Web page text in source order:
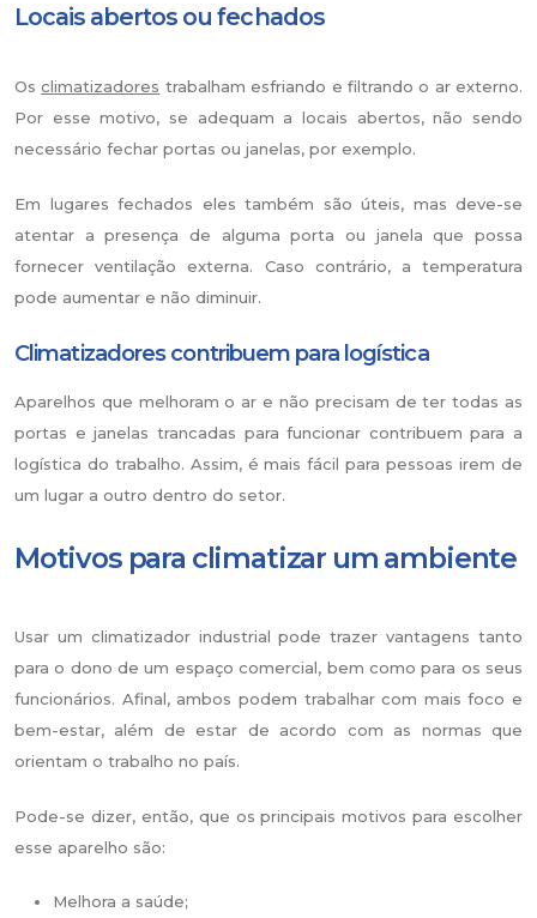
Locais abertos ou fechados
Osclimatizadores trabalham esfriando e filtrando o ar externo.
Por esse motivo, se adequam a locais abertos, não sendo
necessário fechar portas ou janelas, por exemplo.
Em lugares fechados eles também são úteis, mas deve-se
atentar a presença de alguma porta ou janela que possa
fornecer ventilação externa. Caso contrário, a temperatura
pode aumentar e não diminuir.
Climatizadores contribuem para logística
Aparelhos que melhoram o ar e não precisam de ter todas as
portas e janelas trancadas para funcionar contribuem para a
logística do trabalho. Assim, é mais fácil para pessoas irem de
um lugar a outro dentro do setor.
Motivos para climatizar um ambiente
Usar um climatizador industrial pode trazer vantagens tanto
para o dono de um espaço comercial, bem como para os seus
funcionários. Afinal, ambos podem trabalhar com mais foco e
bem-estar, além de estar de acordo com as normas que
orientam o trabalho no país.
Pode-se dizer, então, que os principais motivos para escolher
esse aparelho são:
Melhora a saúde;